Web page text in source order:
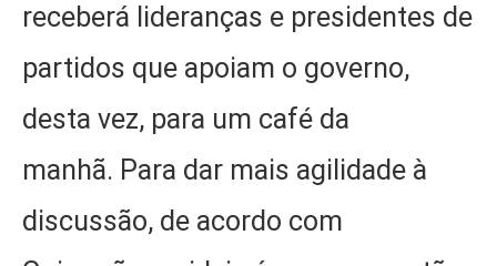
receberá lideranças e presidentes de
partidos que apoiam o governo,
desta vez, para um café da
manhã. Para dar mais agilidade à
discussão, de acordo com